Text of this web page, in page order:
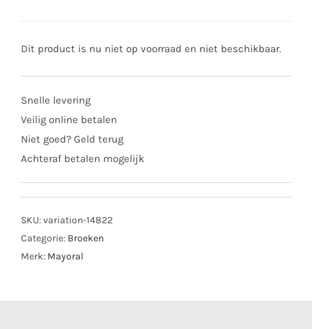
Dit product is nu niet op voorraad en niet beschikbaar.
Snelle levering
Veilig online betalen
Niet goed? Geld terug
Achteraf betalen mogelijk
SKU:variation-14822
Categorie: Broeken
Merk: Mayoral